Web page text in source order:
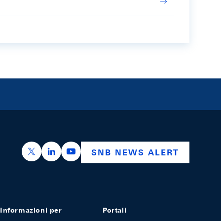
https://x.com/snb_bns
https://ch.linkedin.com/company/swiss-
https://www.youtube.com/
SNB NEWS ALERT
Informazioni per Portali